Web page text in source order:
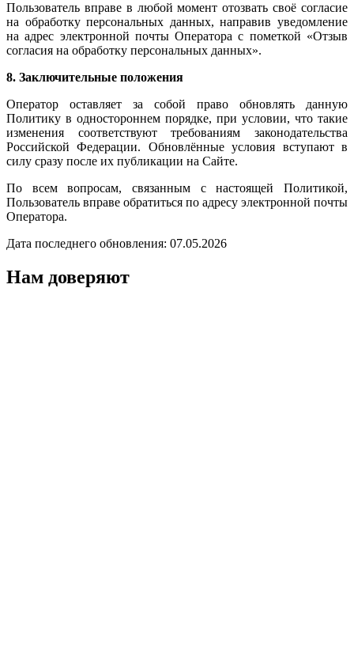
Пользователь вправе в любой момент отозвать своё согласие
на обработку персональных данных, направив уведомление
на адрес электронной почты Оператора с пометкой «Отзыв
согласия на обработку персональных данных».
8. Заключительные положения
Оператор оставляет за собой право обновлять данную
Политику в одностороннем порядке, при условии, что такие
изменения соответствуют требованиям законодательства
Российской Федерации. Обновлённые условия вступают в
силу сразу после их публикации на Сайте.
По всем вопросам, связанным с настоящей Политикой,
Пользователь вправе обратиться по адресу электронной почты
Оператора.
Дата последнего обновления: 07.05.2026
Нам доверяют